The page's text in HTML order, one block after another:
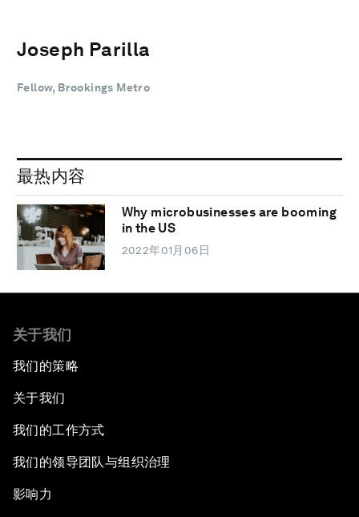
Joseph Parilla
Fellow, Brookings Metro
最热内容
Why microbusinesses are booming
in the US
2022年01月06日
关于我们
我们的策略
关于我们
我们的工作方式
我们的领导团队与组织治理
影响力